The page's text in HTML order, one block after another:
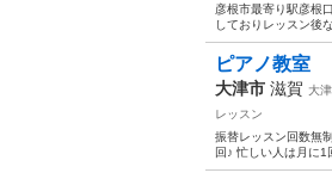
彦根市最寄り駅彦根
しておりレッスン後
ピアノ教室
大津市 滋賀 大
レッスン
振替レッスン回数無
回♪ 忙しい人は月に1